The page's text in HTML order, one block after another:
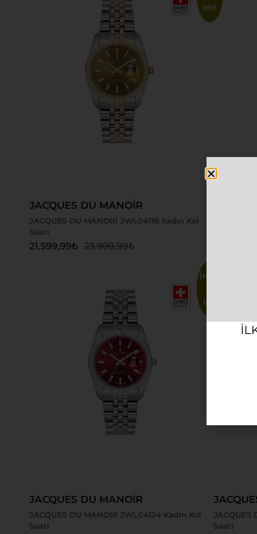
im!
JACQUES DU MANOİR
JACQUES DU MANOIR JWL04116 Kadın Kol
Saati
23.999,99₺
21.599,99₺
İndir
im!
JACQUES DU MANOİR
JACQUES DU MANOIR JWL04124 Kadın Kol
Saati
JACQUES
Saati